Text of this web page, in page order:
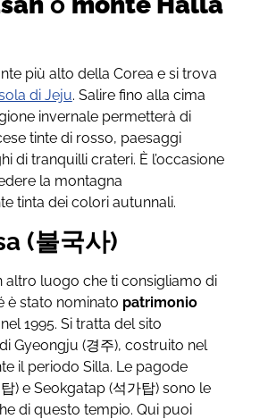
più alto della Corea e si trova
di Jeju. Salire fino alla cima
invernale permetterà di
tinte di rosso, paesaggi
di tranquilli crateri. È l’occasione
la montagna
tinta dei colori autunnali.
(불국사)
altro luogo che ti consigliamo di
è stato nominato patrimonio
nel 1995. Si tratta del sito
Gyeongju (경주), costruito nel
il periodo Silla. Le pagode
) e Seokgatap (석가탑) sono le
di questo tempio. Qui puoi